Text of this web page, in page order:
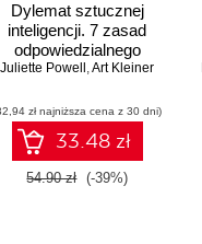
Dylemat sztucznej
inteligencji. 7 zasad
odpowiedzialnego
tworzenia technologii
Juliette Powell ,Art Kleiner
zł najniższa cena z 30 dni)
33.48 zł
54.90 zł (-39%)